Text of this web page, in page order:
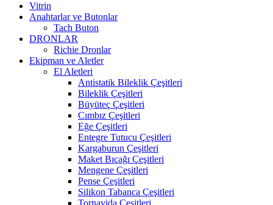
Vitrin
Anahtarlar ve Butonlar
Tach Buton
DRONLAR
Richie Dronlar
Ekipman ve Aletler
El Aletleri
Antistatik Bileklik Çeşitleri
Bileklik Çeşitleri
Büyüteç Çeşitleri
Cımbız Çeşitleri
Eğe Çeşitleri
Entegre Tutucu Çeşitleri
Kargaburun Çeşitleri
Maket Bıçağı Çeşitleri
Mengene Çeşitleri
Pense Çeşitleri
Silikon Tabanca Çeşitleri
Tornavida Çeşitleri